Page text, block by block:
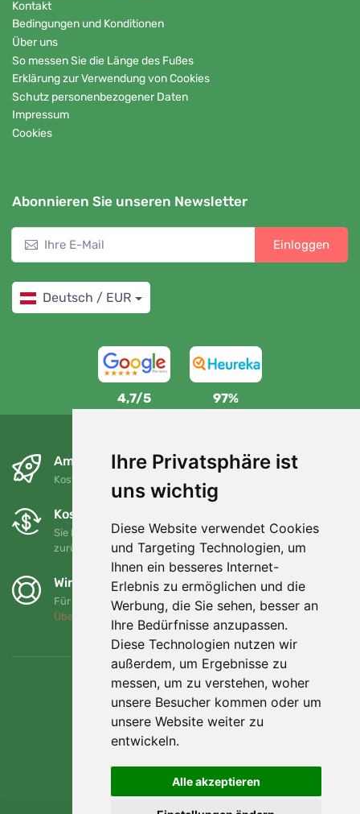
Ihre Privatsphäre ist
uns wichtig
Diese Website verwendet Cookies
und Targeting Technologien, um
Ihnen ein besseres Internet-
Erlebnis zu ermöglichen und die
Werbung, die Sie sehen, besser an
Ihre Bedürfnisse anzupassen.
Diese Technologien nutzen wir
außerdem, um Ergebnisse zu
messen, um zu verstehen, woher
unsere Besucher kommen oder um
unsere Website weiter zu
entwickeln.
Alle akzeptieren
Kontakt
Bedingungen und Konditionen
Über uns
So messen Sie die Länge des Fußes
Erklärung zur Verwendung von Cookies
Schutz personenbezogener Daten
Impressum
Cookies
Abonnieren Sie unseren Newsletter
Einloggen
Deutsch / EUR
4,7/5 97%
Am nächsten Tag und kostenlos
Kostenloser Versand für Bestellungen über 80 EUR
Kostenloser Umtausch und Rückgabe
Sie können Ihre Bestellung jederzeit innerhalb von 90 Tagen
zurückgeben oder umtauschen.
Wir unterstützen Trees.org
Für jede Bestellung pflanzen wir einen Baum! Mehr lesen
Über uns